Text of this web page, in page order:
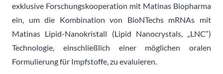
exklusive Forschungskooperation mit Matinas Biopharma
ein, um die Kombination von BioNTechs mRNAs mit
Matinas Lipid-Nanokristall (Lipid Nanocrystals, „LNC“)
Technologie, einschließlich einer möglichen oralen
Formulierung für Impfstoffe, zu evaluieren.